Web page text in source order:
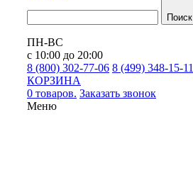
Поиск
ПН-ВС
с 10:00 до 20:00
8 (800) 302-77-06 8 (499) 348-15-11
КОРЗИНА
0 товаров. Заказать звонок
Меню